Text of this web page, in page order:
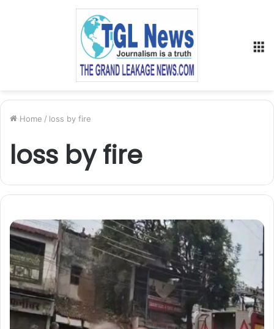
Home / loss by fire
loss by fire